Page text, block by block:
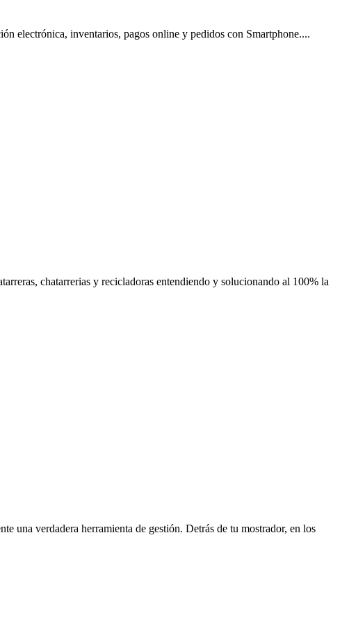
electrónica, inventarios, pagos online y pedidos con Smartphone....
chatarrerias y recicladoras entendiendo y solucionando al 100% la
una verdadera herramienta de gestión. Detrás de tu mostrador, en los